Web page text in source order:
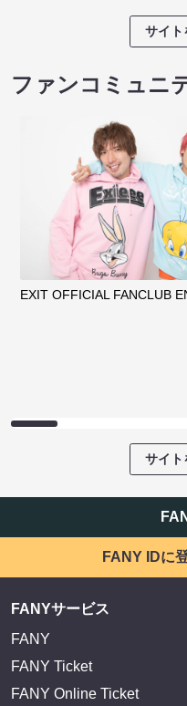
サイト
ファンコミュニ
EXIT OFFICIAL FANCLUB
サイト
FANY IDに
FANYサービス
FANY
FANY Ticket
FANY Online Ticket